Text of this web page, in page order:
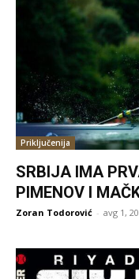
Priključenija
SRBIJA IMA
PIMENOV I
Zoran Todorović - avg 1,